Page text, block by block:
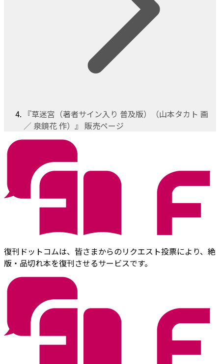
『草迷宮（著者サイン入り 普及版）（山本タカト 画
／ 泉鏡花 作）』 販売ページ
復刊ドットコムは、皆さまからのリクエスト投票により、絶
版・品切れ本を復刊させるサービスです。